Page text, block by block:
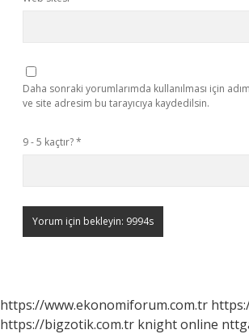
Daha sonraki yorumlarımda kullanılması için
ve site adresim bu tarayıcıya kaydedilsin.
9 - 5 kaçtır?*
https://www.ekonomiforum.com.tr
https://bigzotik.com.tr knight online